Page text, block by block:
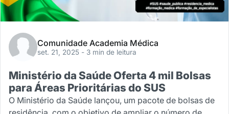
Comunidade Academia Médica
set. 21, 2025 - 3 min de leitura
Ministério da Saúde Oferta 4 mil Bolsas
para Áreas Prioritárias do SUS
O Ministério da Saúde lançou, um pacote de bolsas de